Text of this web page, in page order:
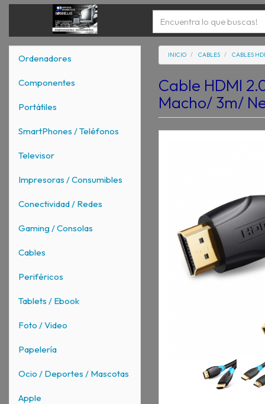
Ordenadores
Componentes
Portátiles
SmartPhones / Teléfonos
Televisor
Impresoras / Consumibles
Conectividad / Redes
Gaming / Consolas
Cables
Periféricos
Tablets / Ebook
Foto / Video
Papelería
Ocio / Deportes / Mascotas
Apple
INICIO CABLES CABLES
Cable HDMI
Macho/ 3m/